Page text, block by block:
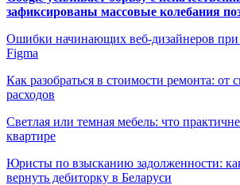
зафиксированы массовые колебания
Ошибки начинающих веб-дизайнеров при
Figma
Как разобраться в стоимости ремонта: от
расходов
Светлая или темная мебель: что
квартире
Юристы по взысканию задолженности:
вернуть дебиторку в Беларуси